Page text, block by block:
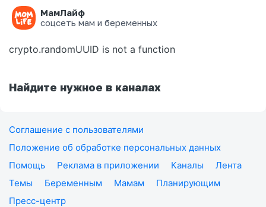
МамЛайф
соцсеть мам и беременных
Ошибка на странице
crypto.randomUUID is not a function
Найдите нужное в каналах
Соглашение с пользователями
Положение об обработке персональных данных
Помощь
Реклама в приложении Каналы
Лента
Темы
Беременным Мамам
Планирующим
Пресс-центр